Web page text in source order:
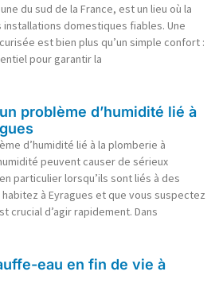
du sud de la France, est un lieu où la
domestiques fiables. Une
est bien plus qu’un simple confort :
pour garantir la
problème d’humidité lié à
d’humidité lié à la plomberie à
peuvent causer de sérieux
particulier lorsqu’ils sont liés à des
à Eyragues et que vous suspectez
crucial d’agir rapidement. Dans
eau en fin de vie à